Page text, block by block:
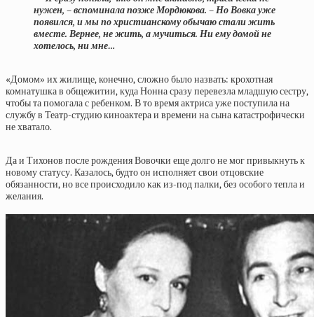
нужен, – вспоминала позже Мордюкова. – Но Вовка уже
появился, и мы по христианскому обычаю стали жить
вместе. Вернее, не жить, а мучиться. Ни ему домой не
хотелось, ни мне…
«Домом» их жилище, конечно, сложно было назвать: крохотная
комнатушка в общежитии, куда Нонна сразу перевезла младшую сестру,
чтобы та помогала с ребенком. В то время актриса уже поступила на
службу в Театр-студию киноактера и времени на сына катастрофически
не хватало.
Да и Тихонов после рождения Вовочки еще долго не мог привыкнуть к
новому статусу. Казалось, будто он исполняет свои отцовские
обязанности, но все происходило как из-под палки, без особого тепла и
желания.